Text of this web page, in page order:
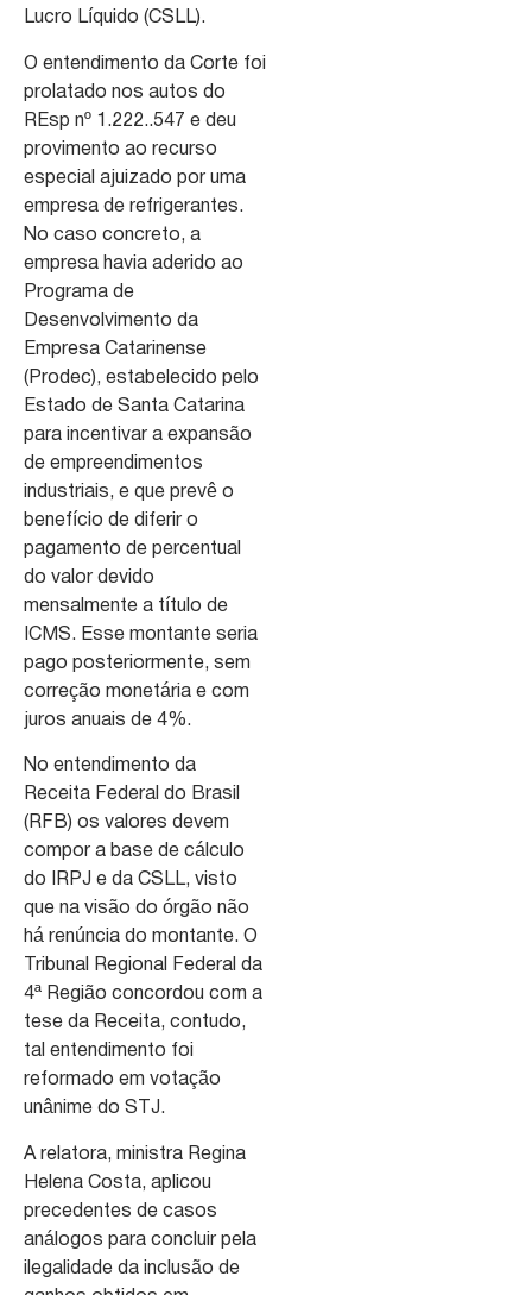
Lucro Líquido (CSLL).
O entendimento da Corte foi
prolatado nos autos do
REsp nº 1.222..547 e deu
provimento ao recurso
especial ajuizado por uma
empresa de refrigerantes.
No caso concreto, a
empresa havia aderido ao
Programa de
Desenvolvimento da
Empresa Catarinense
(Prodec), estabelecido pelo
Estado de Santa Catarina
para incentivar a expansão
de empreendimentos
industriais, e que prevê o
benefício de diferir o
pagamento de percentual
do valor devido
mensalmente a título de
ICMS. Esse montante seria
pago posteriormente, sem
correção monetária e com
juros anuais de 4%.
No entendimento da
Receita Federal do Brasil
(RFB) os valores devem
compor a base de cálculo
do IRPJ e da CSLL, visto
que na visão do órgão não
há renúncia do montante. O
Tribunal Regional Federal da
4ª Região concordou com a
tese da Receita, contudo,
tal entendimento foi
reformado em votação
unânime do STJ.
A relatora, ministra Regina
Helena Costa, aplicou
precedentes de casos
análogos para concluir pela
ilegalidade da inclusão de